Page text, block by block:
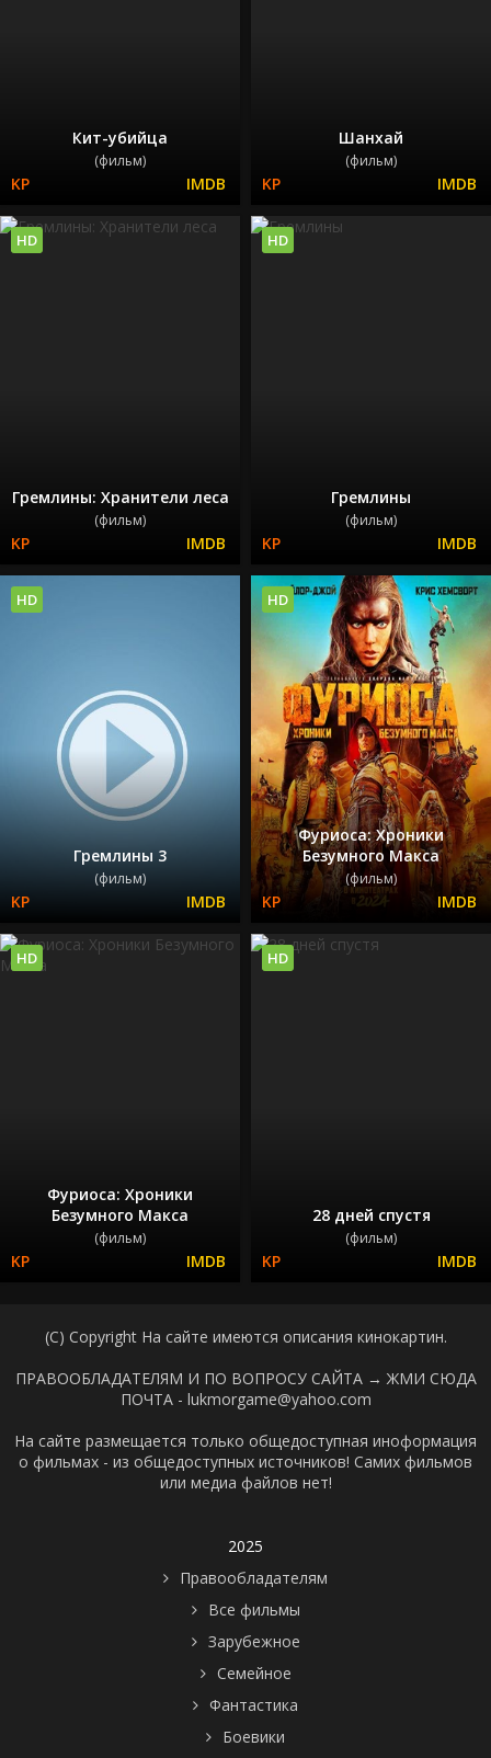
Кит-убийца
(фильм)
Шанхай
(фильм)
Гремлины: Хранители леса
(фильм)
HD
Гремлины
(фильм)
HD
Гремлины 3
(фильм)
HD
Фуриоса: Хроники
Безумного Макса
(фильм)
HD
Фуриоса: Хроники
Безумного Макса
(фильм)
HD
28 дней спустя
(фильм)
HD
(C) Copyright На сайте имеются описания кинокартин.
ПРАВООБЛАДАТЕЛЯМ И ПО ВОПРОСУ САЙТА → ЖМИ СЮДА
ПОЧТА - lukmorgame@yahoo.com
На сайте размещается только общедоступная иноформация
о фильмах - из общедоступных источников! Самих фильмов
или медиа файлов нет!
2025
Правообладателям
Все фильмы
Зарубежное
Семейное
Фантастика
Боевики